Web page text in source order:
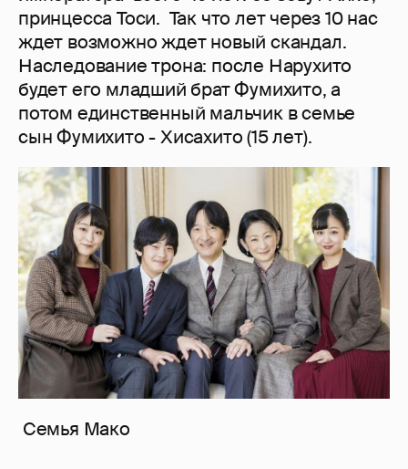
принцесса Тоси. Так что лет через 10 нас
ждет возможно ждет новый скандал.
Наследование трона: после Нарухито
будет его младший брат Фумихито, а
потом единственный мальчик в семье
сын Фумихито - Хисахито (15 лет).
Семья Мако